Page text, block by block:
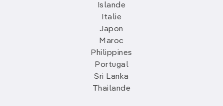
Islande
Italie
Japon
Maroc
Philippines
Portugal
Sri Lanka
Thailande